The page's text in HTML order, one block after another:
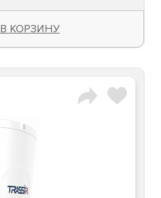
В КОРЗИНУ